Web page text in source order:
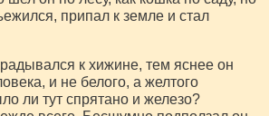
припал к земле и стал
к хижине, тем яснее он
и не белого, а желтого
ли тут спрятано и железо?